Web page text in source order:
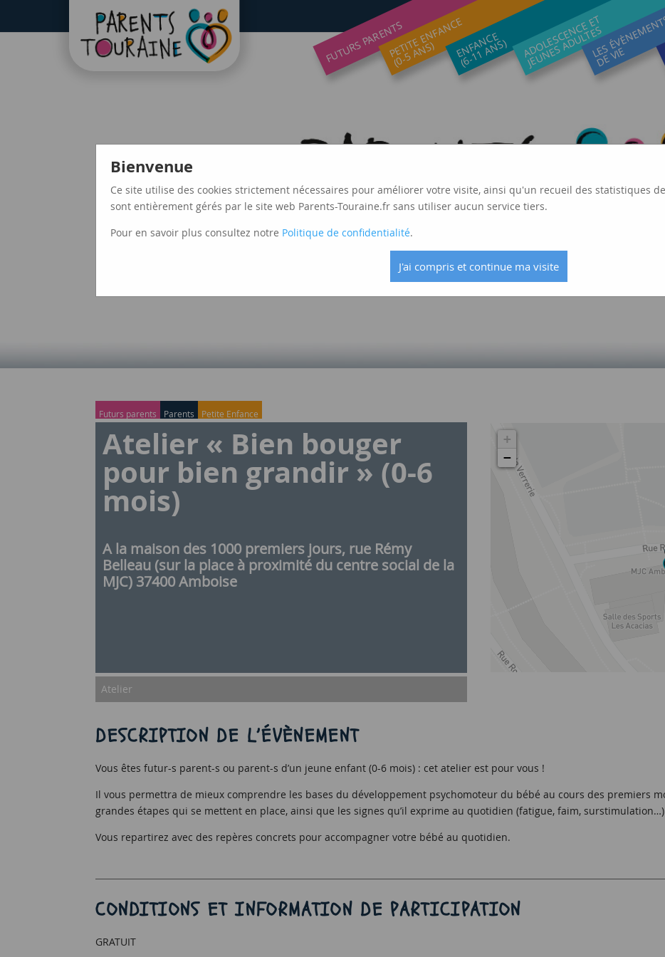
FUTURS PARENTSPETITE ENFANCE
(0-5 ANS) ENFANCE
(6-11 ANS) ADOLESCENCE ET
JEUNES ADULTES
LES
DE VIE
Futurs parents Parents Petite Enfance
Atelier « Bien bouger
pour bien grandir » (0-6
mois)
A la maison des 1000 premiers jours, rue Rémy
Belleau (sur la place à proximité du centre social de la
MJC) 37400 Amboise
+
−
Atelier
DESCRIPTION DE L’ÉVÈNEMENT
Vous êtes futur-s parent-s ou parent-s d’un jeune enfant (0-6 mois) : cet atelier est pour vous !
Il vous permettra de mieux comprendre les bases du développement psychomoteur du bébé au cours des premiers
grandes étapes qui se mettent en place, ainsi que les signes qu’il exprime au quotidien (fatigue, faim, surstimulation…)
Vous repartirez avec des repères concrets pour accompagner votre bébé au quotidien.
CONDITIONS ET INFORMATION DE PARTICIPATION
GRATUIT
Bienvenue
Ce site utilise des cookies strictement nécessaires pour améliorer votre visite, ainsi qu'un recueil des statistiques
sont entièrement gérés par le site web Parents-Touraine.fr sans utiliser aucun service tiers.
Pour en savoir plus consultez notre Politique de confidentialité.
J'ai compris et continue ma visite